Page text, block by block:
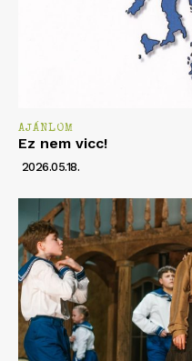
AJÁNLOM
Ez nem vicc!
2026.05.18.